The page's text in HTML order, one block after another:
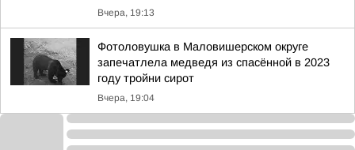
Вчера, 19:13
Фотоловушка в Маловишерском округе
запечатлела медведя из спасённой в 2023
году тройни сирот
Вчера, 19:04